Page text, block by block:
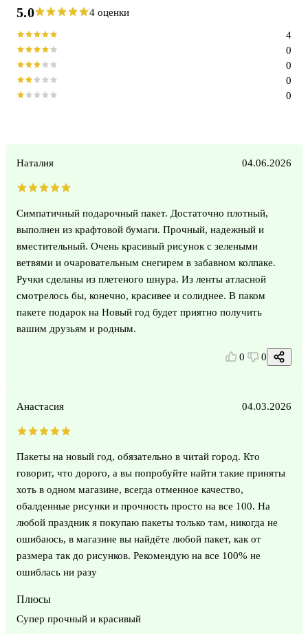
5.0 4 оценки
0
0
0
0
4
Наталия 04.06.2026
Симпатичный подарочный пакет. Достаточно плотный,
выполнен из крафтовой бумаги. Прочный, надежный и
вместительный. Очень красивый рисунок с зелеными
ветвями и очаровательным снегирем в забавном колпаке.
Ручки сделаны из плетеного шнура. Из ленты атласной
смотрелось бы, конечно, красивее и солиднее. В паком
пакете подарок на Новый год будет приятно получить
вашим друзьям и родным.
0 0
Анастасия 04.03.2026
Пакеты на новый год, обязательно в читай город. Кто
говорит, что дорого, а вы попробуйте найти такие приняты
хоть в одном магазине, всегда отменное качество,
обалденные рисунки и прочность просто на все 100. На
любой праздник я покупаю пакеты только там, никогда не
ошибаюсь, в магазине вы найдёте любой пакет, как от
размера так до рисунков. Рекомендую на все 100% не
ошиблась ни разу
Плюсы
Супер прочный и красивый